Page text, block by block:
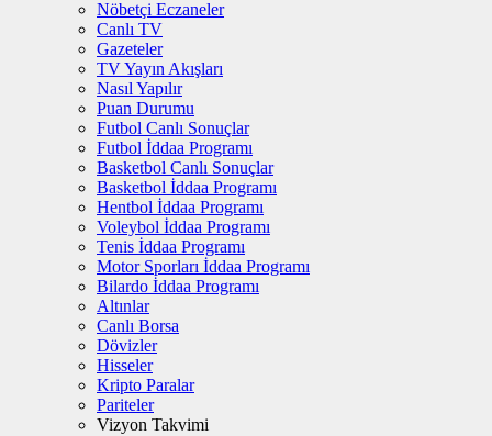
Nöbetçi Eczaneler
Canlı TV
Gazeteler
TV Yayın Akışları
Nasıl Yapılır
Puan Durumu
Futbol Canlı Sonuçlar
Futbol İddaa Programı
Basketbol Canlı Sonuçlar
Basketbol İddaa Programı
Hentbol İddaa Programı
Voleybol İddaa Programı
Tenis İddaa Programı
Motor Sporları İddaa Programı
Bilardo İddaa Programı
Altınlar
Canlı Borsa
Dövizler
Hisseler
Kripto Paralar
Pariteler
Vizyon Takvimi